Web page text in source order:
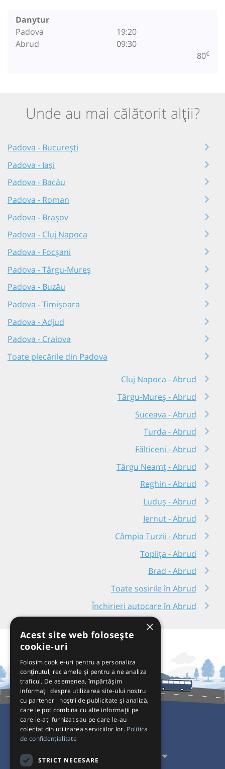
Danytur
Padova
Abrud
19:20
09:30
80€
Unde au mai călătorit alții?
Padova - București
Padova - Iași
Padova - Bacău
Padova - Roman
Padova - Brașov
Padova - Cluj Napoca
Padova - Focșani
Padova - Târgu-Mureș
Padova - Buzău
Padova - Timișoara
Padova - Adjud
Padova - Craiova
Toate plecările din Padova
Cluj Napoca - Abrud
Târgu-Mureș - Abrud
Suceava - Abrud
Turda - Abrud
Fălticeni - Abrud
Târgu Neamț - Abrud
Reghin - Abrud
Luduș - Abrud
Iernut - Abrud
Câmpia Turzii - Abrud
Toplița - Abrud
Brad - Abrud
Toate sosirile în Abrud
Închirieri autocare în Abrud
Pentru Călători
Pentru Transportatori
×
Acest site web folosește
cookie-uri
Folosim cookie-uri pentru a personaliza
conținutul, reclamele și pentru a ne analiza
traficul. De asemenea, împărtășim
informații despre utilizarea site-ului nostru
cu partenerii noștri de publicitate și analiză,
care le pot combina cu alte informații pe
care le-ați furnizat sau pe care le-au
colectat din utilizarea serviciilor lor. Politica
de confidențialitate
STRICT NECESARE